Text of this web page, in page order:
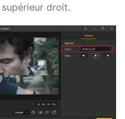
droit.